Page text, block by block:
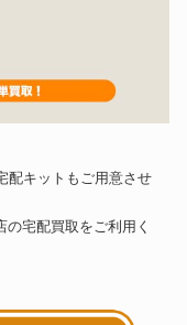
配キットもご用意させ
宅配買取をご利用く